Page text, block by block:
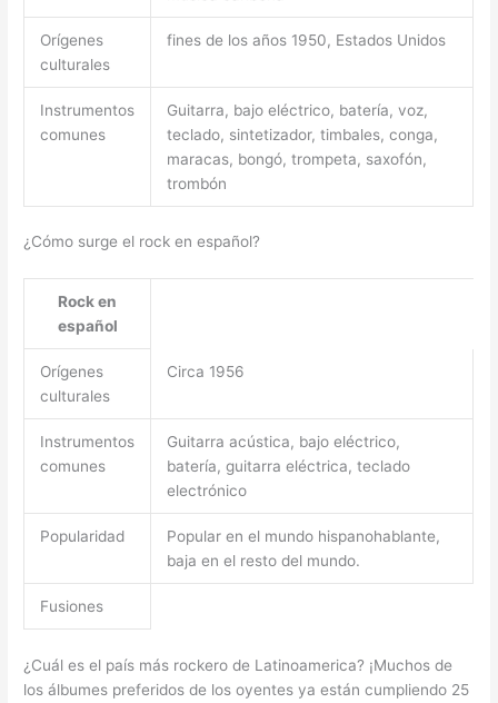
Orígenes
culturales
fines de los años 1950, Estados Unidos
Instrumentos
comunes
Guitarra, bajo eléctrico, batería, voz,
teclado, sintetizador, timbales, conga,
maracas, bongó, trompeta, saxofón,
trombón
¿Cómo surge el rock en español?
Rock en
español
Orígenes
culturales
Circa 1956
Instrumentos
comunes
Guitarra acústica, bajo eléctrico,
batería, guitarra eléctrica, teclado
electrónico
Popularidad
Popular en el mundo hispanohablante,
baja en el resto del mundo.
Fusiones
¿Cuál es el país más rockero de Latinoamerica? ¡Muchos de
los álbumes preferidos de los oyentes ya están cumpliendo 25